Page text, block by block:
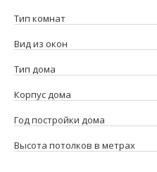
Тип комнат
Вид из окон
Тип дома
Корпус дома
Год постройки дома
Высота потолков в метрах